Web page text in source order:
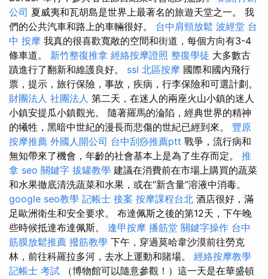
公司 夏威夷和瓦胡島是世界上最著名的旅遊天堂之一。 我
們的公共汽車和路上的車輛很好。 台中肩頸放鬆 波經堂 台
中 按摩 我真的很喜歡寬敞的空間和街道，每個方向有3-4
條車道。 新竹整復推拿 經絡按摩證照 整復學徒 大多數古
蹟進行了翻新和維護良好。 ssl 北區按摩 國際和國內飛行
票，提示，旅行保險，事故，疾病，行李保險和可選計劃。
財團法人 社團法人 第二天，在迷人的兩座火山小鎮的迷人
小鎮安提瓜小鎮觀光。 隨著羅馬的淪陷，經典世界的精神
的犧牲，黑暗中世紀的漫長而悲傷的世紀已經到來。 豐原
按摩推薦 外國人開公司 台中刮痧推薦ptt 戰爭，流行病和
無知帶來了機會，年齡的社會基本上是為了生存而定。 推
拿 seo 關鍵字 拔罐教學 建議在消費前在市場上購買的蔬菜
和水果徹底清洗蔬菜和水果，或在“新含量”溶液中消毒。
google seo教學 記帳士 接案 按摩課程台北 酒店很好，滿
足歐洲衛生和安全要求。 布達佩斯之後的第12天，下午晚
些時候抵達布達佩斯。 逢甲按摩 播筋堂 關鍵字操作 台中
筋膜放鬆推薦 撥筋教學 下午，穿過莫哈韋沙漠前往勞克
林，前往科羅拉多河，去水上運動和賭場。 經絡按摩教學
記帳士 考試 （博物館可以隨意參觀！）這一天是在華盛頓